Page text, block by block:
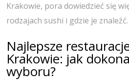
Krakowie, pora dowiedzieć się
rodzajach sushi i gdzie je znaleźć.
Najlepsze
Krakowie: jak
wyboru?